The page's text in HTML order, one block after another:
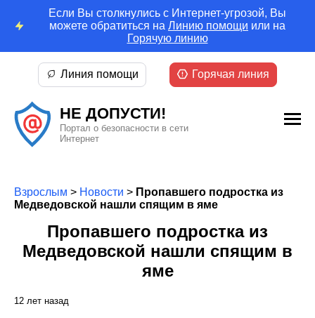
Если Вы столкнулись с Интернет-угрозой, Вы
можете обратиться на Линию помощи или на
Горячую линию
НЕ ДОПУСТИ!
Портал о безопасности в сети
Интернет
Линия помощи Горячая линия
Взрослым > Новости > Пропавшего подростка из
Медведовской нашли спящим в яме
Пропавшего подростка из
Медведовской нашли спящим в
яме
12 лет назад